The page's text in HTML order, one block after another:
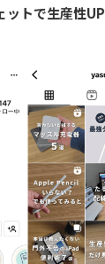
ットで生産性UP